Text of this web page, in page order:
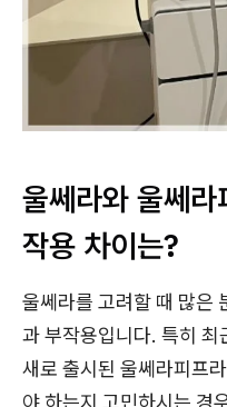
울쎄라와 울쎄
작용 차이는?
울쎄라를 고려할 때 많은
과 부작용입니다. 특히
새로 출시된 울쎄라피프